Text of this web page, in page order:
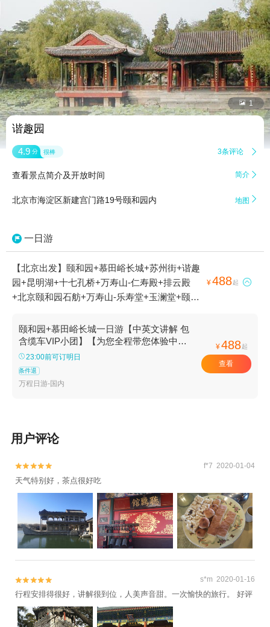
 1
谐趣园
4.9 分 很棒 3条评论 
查看景点简介及开放时间 简介 
北京市海淀区新建宫门路19号颐和园内 地图 
一日游
【北京出发】颐和园+慕田峪长城+苏州街+谐趣
园+昆明湖+十七孔桥+万寿山-仁寿殿+排云殿
+北京颐和园石舫+万寿山-乐寿堂+玉澜堂+颐和
+大角楼+四大部洲+颐和园-北宫门+京东大峡谷-
长廊1日游
¥488起 
颐和园+慕田峪长城一日游【中英文讲解 包
含缆车VIP小团】【为您全程带您体验中国
古典园林之首】
23:00前可订明日
条件退
万程日游-国内
¥488起
查看
用户评论

 f*7 2020-01-04
天气特别好，茶点很好吃

 s*m 2020-01-16
行程安排得很好，讲解很到位，人美声音甜。一次愉快的旅行。 好评